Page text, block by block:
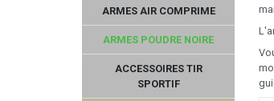
ARMES AIR COMPRIME
ARMES POUDRE NOIRE
ACCESSOIRES TIR
SPORTIF